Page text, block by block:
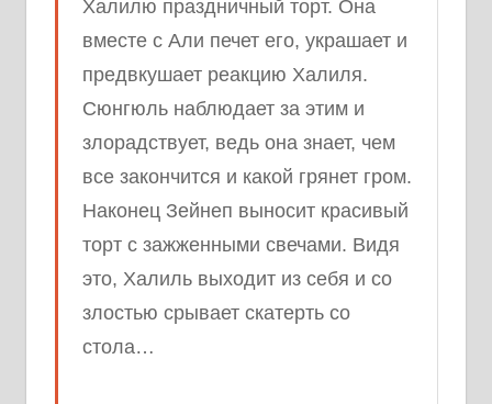
Халилю праздничный торт. Она
вместе с Али печет его, украшает и
предвкушает реакцию Халиля.
Сюнгюль наблюдает за этим и
злорадствует, ведь она знает, чем
все закончится и какой грянет гром.
Наконец Зейнеп выносит красивый
торт с зажженными свечами. Видя
это, Халиль выходит из себя и со
злостью срывает скатерть со
стола…